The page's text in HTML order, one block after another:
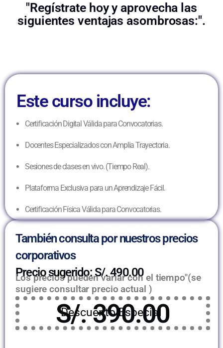
"Regístrate hoy y aprovecha las
siguientes ventajas asombrosas:".
Este curso incluye:
Certificación Digital Válida para Convocatorias.
Docentes Especializados con Amplia Trayectoria.
Sesiones de clases en vivo. (Tiempo Real).
Plataforma Exclusiva para un Aprendizaje Fácil.
Certificación Física Válida para Convocatorias.
También consulta por nuestros precios
corporativos
Precio sugerido: S/. 490.00
Los precios pueden variar con el tiempo"(se
sugiere consultar precio actual )
Descuento Especial
S/. 390.00